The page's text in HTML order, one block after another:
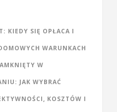
KIEDY SIĘ OPŁACA I
WARUNKACH
W
JAK WYBRAĆ
KOSZTÓW I